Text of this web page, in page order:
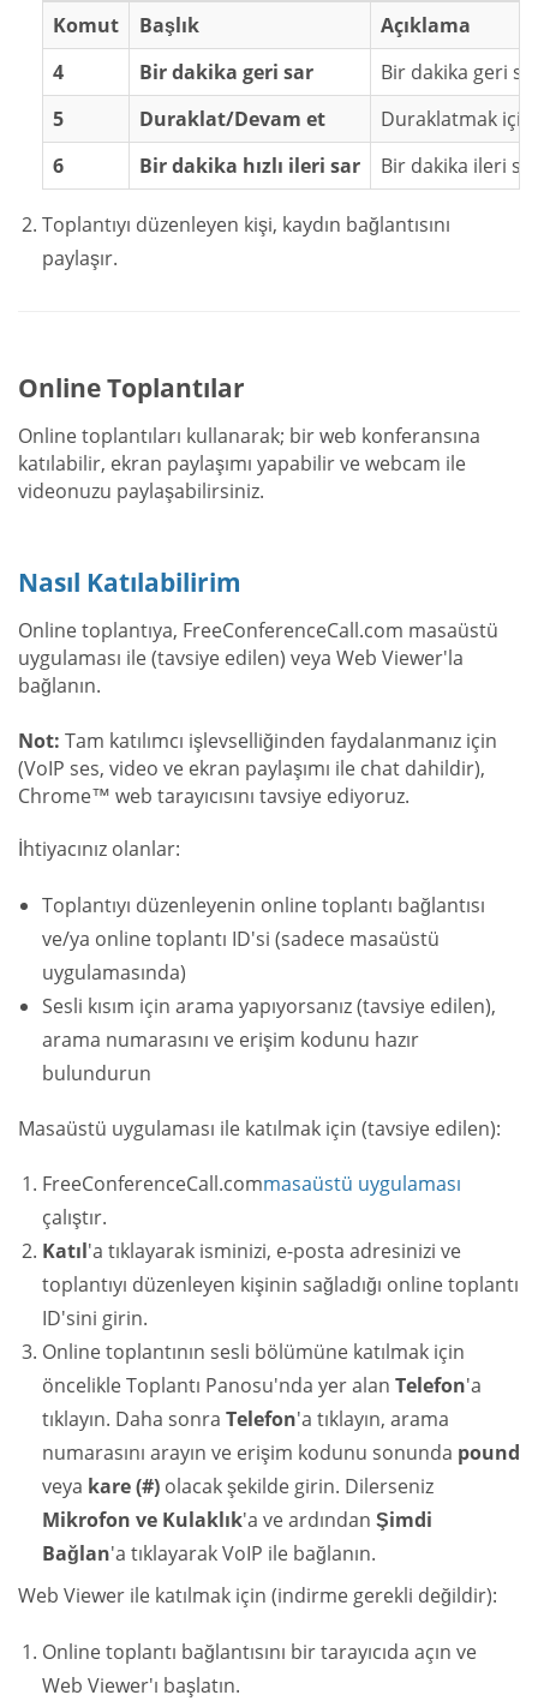
Komut Başlık
Açıklama
4
Bir dakika geri sar
Bir dakika geri
5
Duraklat/Devam et
Duraklatmak için
6
Bir dakika hızlı ileri sar Bir dakika ileri
Toplantıyı düzenleyen kişi, kaydın bağlantısını
paylaşır.
Online Toplantılar
Online toplantıları kullanarak; bir web konferansına
katılabilir, ekran paylaşımı yapabilir ve webcam ile
videonuzu paylaşabilirsiniz.
Nasıl Katılabilirim
Online toplantıya, FreeConferenceCall.com masaüstü
uygulaması ile (tavsiye edilen) veya Web Viewer'la
bağlanın.
Not: Tam katılımcı işlevselliğinden faydalanmanız için
(VoIP ses, video ve ekran paylaşımı ile chat dahildir),
Chrome™ web tarayıcısını tavsiye ediyoruz.
İhtiyacınız olanlar:
Toplantıyı düzenleyenin online toplantı bağlantısı
ve/ya online toplantı ID'si (sadece masaüstü
uygulamasında)
Sesli kısım için arama yapıyorsanız (tavsiye edilen),
arama numarasını ve erişim kodunu hazır
bulundurun
Masaüstü uygulaması ile katılmak için (tavsiye edilen):
FreeConferenceCall.commasaüstü uygulaması
çalıştır.
Katıl'a tıklayarak isminizi, e-posta adresinizi ve
toplantıyı düzenleyen kişinin sağladığı online toplantı
ID'sini girin.
Online toplantının sesli bölümüne katılmak için
öncelikle Toplantı Panosu'nda yer alan Telefon'a
tıklayın. Daha sonra Telefon'a tıklayın, arama
numarasını arayın ve erişim kodunu sonunda pound
veya kare (#) olacak şekilde girin. Dilerseniz
Mikrofon ve Kulaklık'a ve ardından Şimdi
Bağlan'a tıklayarak VoIP ile bağlanın.
Web Viewer ile katılmak için (indirme gerekli değildir):
Online toplantı bağlantısını bir tarayıcıda açın ve
Web Viewer'ı başlatın.